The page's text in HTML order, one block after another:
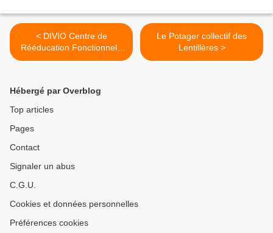
< DIVIO Centre de
Rééducation Fonctionnel -
DIVIO 12 rue St Vincent de
Le Potager collectif des
Lentillères >
Hébergé par Overblog
Top articles
Pages
Contact
Signaler un abus
C.G.U.
Cookies et données personnelles
Préférences cookies